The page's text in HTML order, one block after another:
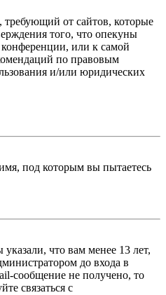
требующий от сайтов, которые
того, что опекуны
или к самой
по правовым
и/или юридических
под которым вы пытаетесь
что вам менее 13 лет,
до входа в
сообщение не получено, то
связаться с